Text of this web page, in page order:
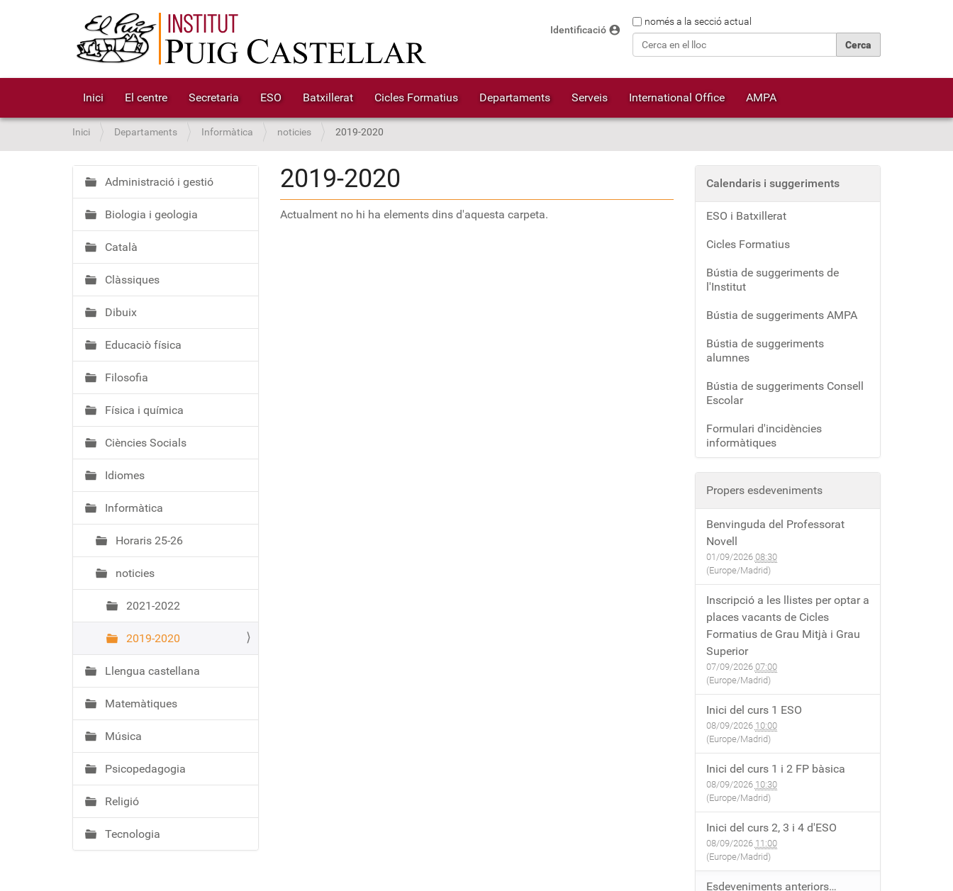
Cercanomés a la secció actual
Identificació account_circle
Inici El centre Secretaria ESO Batxillerat Cicles Formatius Departaments Serveis International Office AMPA
S
o
u
:
Inici Departaments Informàtica noticies 2019-2020
2019-2020
Actualment no hi ha elements dins d'aquesta carpeta.
N
a
v
e
g
a
c
ó
Administració i gestió
Biologia i geologia
Català
Clàssiques
Dibuix
Educaciò física
Filosofia
Física i química
Ciències Socials
Idiomes
Informàtica
Horaris 25-26
noticies
2021-2022
2019-2020
Llengua castellana
Matemàtiques
Música
Psicopedagogia
Religió
Tecnologia
Calendaris i suggeriments
ESO i Batxillerat
Cicles Formatius
Bústia de suggeriments de
l'Institut
Bústia de suggeriments AMPA
Bústia de suggeriments
alumnes
Bústia de suggeriments Consell
Escolar
Formulari d'incidències
informàtiques
Propers esdeveniments
Benvinguda del Professorat
Novell
01/09/2026 08:30
(Europe/Madrid)
Inscripció a les llistes per optar a
places vacants de Cicles
Formatius de Grau Mitjà i Grau
Superior
07/09/2026 07:00
(Europe/Madrid)
Inici del curs 1 ESO
08/09/2026 10:00
(Europe/Madrid)
Inici del curs 1 i 2 FP bàsica
08/09/2026 10:30
(Europe/Madrid)
Inici del curs 2, 3 i 4 d'ESO
08/09/2026 11:00
(Europe/Madrid)
Esdeveniments anteriors…